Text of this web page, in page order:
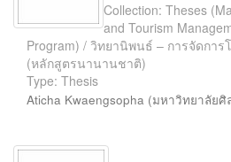
Collection: Theses
and Tourism
Program) / วิทยานิพนธ์ – การจัดการ
(หลักสูตรนานานชาติ)
Type: Thesis
Aticha Kwaengsopha (มหาวิทยาลัยศิ